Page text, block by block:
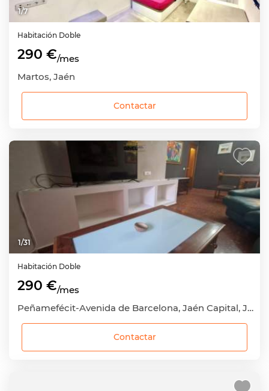
1/7
Habitación Doble
290 €/mes
Martos, Jaén
Contactar
1/31
Habitación Doble
290 €/mes
Peñamefécit-Avenida de Barcelona, Jaén Capital, Jaén
Contactar